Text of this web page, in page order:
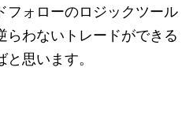
フォローのロジックツール
らわないトレードができる
思います。